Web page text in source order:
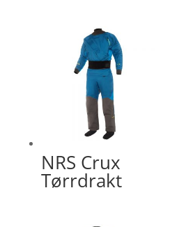
NRS Crux
Tørrdrakt